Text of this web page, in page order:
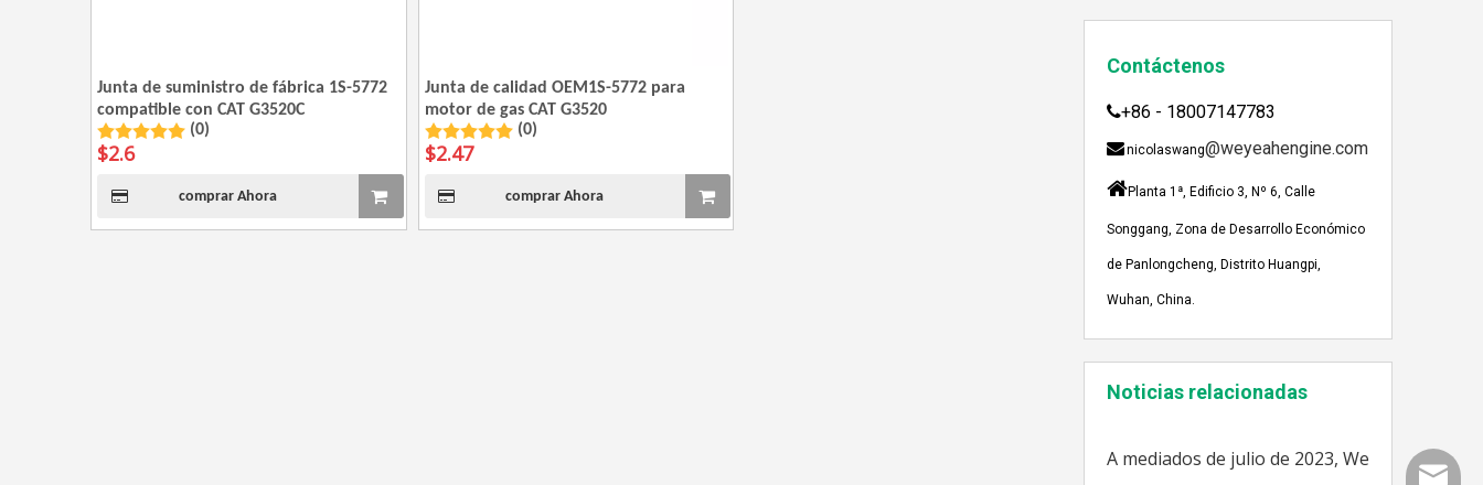
Junta de suministro de fábrica 1S-5772
compatible con CAT G3520C
(0)
$2.6
comprar Ahora
Junta de calidad OEM1S-5772 para
motor de gas CAT G3520
(0)
$2.47
comprar Ahora
Contáctenos
+86 - 18007147783
nicolaswang@weyeahengine.com
Planta 1ª, Edificio 3, Nº 6, Calle
Songgang, Zona de Desarrollo Económico
de Panlongcheng, Distrito Huangpi,
Wuhan, China.
Noticias relacionadas
Recientemente, el generador de Biogás
Correo